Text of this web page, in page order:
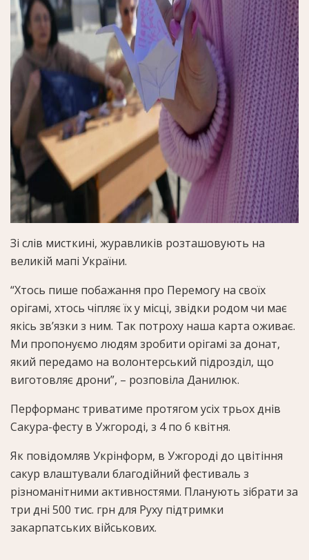
Зі слів мисткині, журавликів розташовують на
великій мапі України.
“Хтось пише побажання про Перемогу на своїх
орігамі, хтось чіпляє їх у місці, звідки родом чи має
якісь зв’язки з ним. Так потроху наша карта оживає.
Ми пропонуємо людям зробити орігамі за донат,
який передамо на волонтерський підрозділ, що
виготовляє дрони”, – розповіла Данилюк.
Перформанс триватиме протягом усіх трьох днів
Сакура-фесту в Ужгороді, з 4 по 6 квітня.
Як повідомляв Укрінформ, в Ужгороді до цвітіння
сакур влаштували благодійний фестиваль з
різноманітними активностями. Планують зібрати за
три дні 500 тис. грн для Руху підтримки
закарпатських військових.